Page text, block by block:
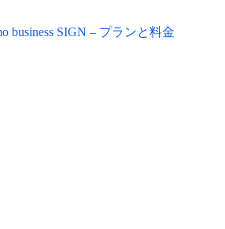
business SIGN – プランと料金